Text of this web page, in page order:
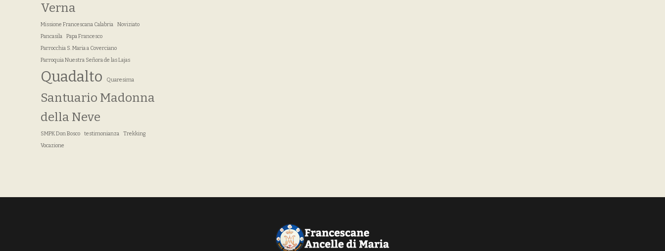
Verna
Missione Francescana Calabria
Noviziato
Pancasila
Papa Francesco
Parrocchia S. Maria a Coverciano
Parroquia Nuestra Señora de las Lajas
Quadalto Quaresima
Santuario Madonna
della Neve
SMPK Don Bosco testimonianza
Trekking
Vocazione